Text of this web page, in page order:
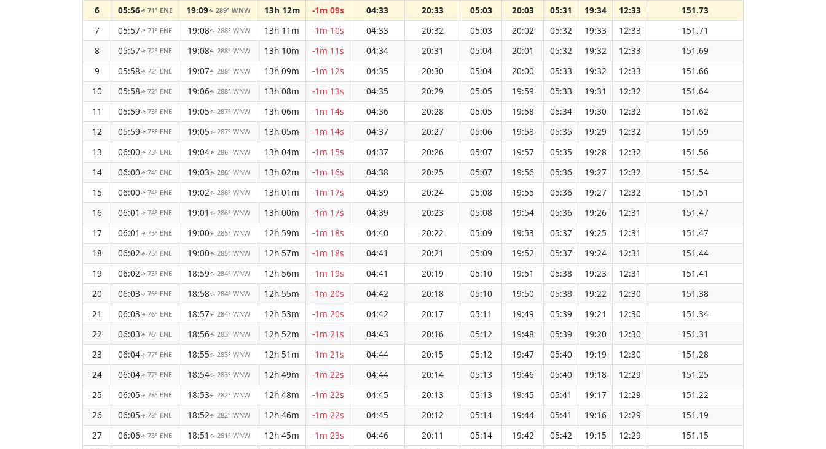
6
05:56↑ 71° ENE 19:09↑289° WNW 13h 12m -1m 09s 04:33 20:33 05:03 20:03 05:31 19:34 12:33
151.73
7
05:57↑71° ENE 19:08↑ 288° WNW 13h 11m -1m 10s 04:33 20:32 05:03 20:02 05:32 19:33 12:33
151.71
8
05:57↑72° ENE 19:08↑ 288° WNW 13h 10m -1m 11s 04:34 20:31 05:04 20:01 05:32 19:32 12:33
151.69
9
05:58↑72° ENE 19:07↑ 288° WNW 13h 09m -1m 12s 04:35 20:30 05:04 20:00 05:33 19:32 12:33
151.66
10
05:58↑72° ENE 19:06↑ 288° WNW 13h 08m -1m 13s 04:35 20:29 05:05 19:59 05:33 19:31 12:32
151.64
11
05:59↑73° ENE 19:05↑ 287° WNW 13h 06m -1m 14s 04:36 20:28 05:05 19:58 05:34 19:30 12:32
151.62
12
05:59↑73° ENE 19:05↑ 287° WNW 13h 05m -1m 14s 04:37 20:27 05:06 19:58 05:35 19:29 12:32
151.59
13
06:00↑73° ENE 19:04↑ 286° WNW 13h 04m -1m 15s 04:37 20:26 05:07 19:57 05:35 19:28 12:32
151.56
14
06:00↑ 74° ENE 19:03↑ 286° WNW 13h 02m -1m 16s 04:38 20:25 05:07 19:56 05:36 19:27 12:32
151.54
15
06:00↑ 74° ENE 19:02↑ 286° WNW 13h 01m -1m 17s 04:39 20:24 05:08 19:55 05:36 19:27 12:32
151.51
16
06:01 ↑ 74° ENE 19:01 ↑ 286° WNW 13h 00m -1m 17s 04:39 20:23 05:08 19:54 05:36 19:26 12:31
151.47
17
06:01 ↑ 75° ENE 19:00↑ 285° WNW 12h 59m -1m 18s 04:40 20:22 05:09 19:53 05:37 19:25 12:31
151.47
18
06:02↑ 75° ENE 19:00↑ 285° WNW 12h 57m -1m 18s 04:41 20:21 05:09 19:52 05:37 19:24 12:31
151.44
19
06:02↑ 75° ENE 18:59↑ 284° WNW 12h 56m -1m 19s 04:41 20:19 05:10 19:51 05:38 19:23 12:31
151.41
20
06:03↑ 76° ENE 18:58↑ 284° WNW 12h 55m -1m 20s 04:42 20:18 05:10 19:50 05:38 19:22 12:30
151.38
21
06:03↑ 76° ENE 18:57↑ 284° WNW 12h 53m -1m 20s 04:42 20:17 05:11 19:49 05:39 19:21 12:30
151.34
22
06:03↑ 76° ENE 18:56↑ 283° WNW 12h 52m -1m 21s 04:43 20:16 05:12 19:48 05:39 19:20 12:30
151.31
23
06:04↑ 77° ENE 18:55↑ 283° WNW 12h 51m -1m 21s 04:44 20:15 05:12 19:47 05:40 19:19 12:30
151.28
24
06:04↑ 77° ENE 18:54↑ 283° WNW 12h 49m -1m 22s 04:44 20:14 05:13 19:46 05:40 19:18 12:29
151.25
25
06:05↑ 78° ENE 18:53↑ 282° WNW 12h 48m -1m 22s 04:45 20:13 05:13 19:45 05:41 19:17 12:29
151.22
26
06:05↑ 78° ENE 18:52↑ 282° WNW 12h 46m -1m 22s 04:45 20:12 05:14 19:44 05:41 19:16 12:29
151.19
27
06:06↑ 78° ENE 18:51 ↑ 281° WNW 12h 45m -1m 23s 04:46 20:11 05:14 19:42 05:42 19:15 12:29
151.15